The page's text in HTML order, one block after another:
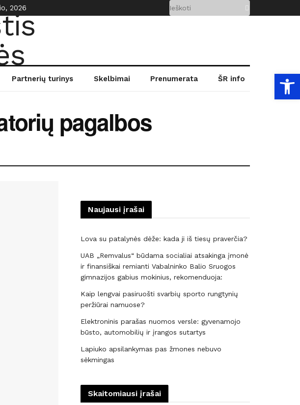
2026
Partnerių turinys Skelbimai Prenumerata ŠR info
pagalbos
Naujausi įrašai
Lova su patalynės dėže: kada ji iš tiesų praverčia?
UAB „Remvalus“ būdama socialiai atsakinga įmonė
ir finansiškai remianti Vabalninko Balio Sruogos
gimnazijos gabius mokinius, rekomenduoja:
Kaip lengvai pasiruošti svarbių sporto rungtynių
peržiūrai namuose?
Elektroninis parašas nuomos versle: gyvenamojo
būsto, automobilių ir įrangos sutartys
Lapiuko apsilankymas pas žmones nebuvo
sėkmingas
Skaitomiausi įrašai